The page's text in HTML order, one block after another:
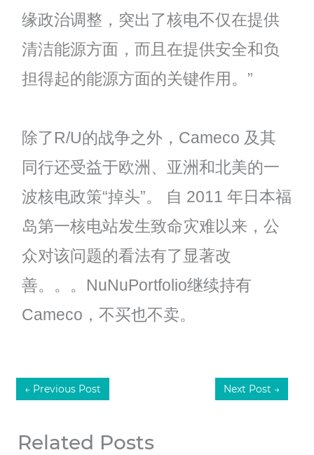
缘政治调整，突出了核电不仅在提供
清洁能源方面，而且在提供安全和负
担得起的能源方面的关键作用。”
除了R/U的战争之外，Cameco 及其
同行还受益于欧洲、亚洲和北美的一
波核电政策“掉头”。 自 2011 年日本福
岛第一核电站发生致命灾难以来，公
众对该问题的看法有了显著改
善。。。NuNuPortfolio继续持有
Cameco，不买也不卖。
← Previous Post Next Post →
Related Posts